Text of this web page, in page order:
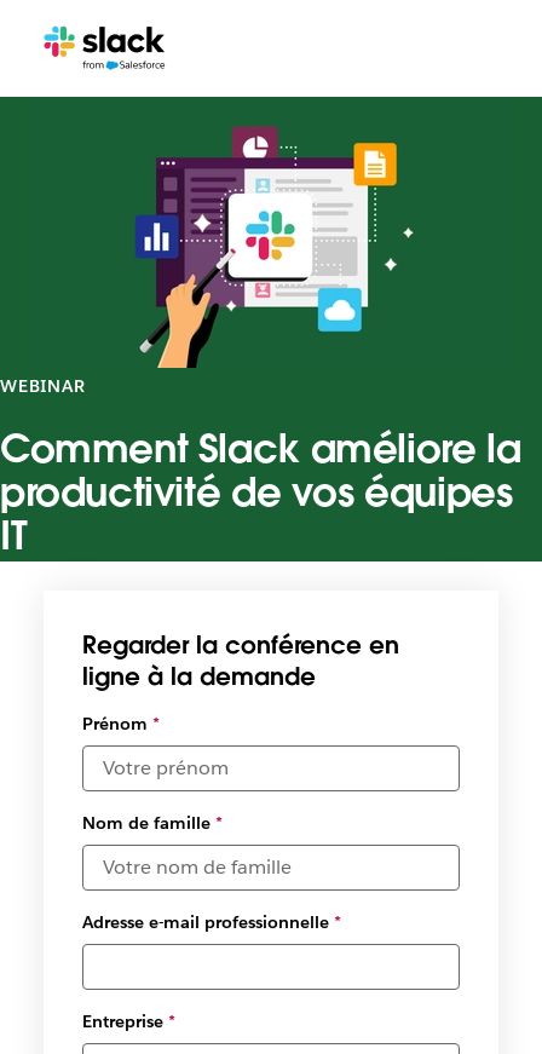
WEBINAR
Comment Slack améliore la
productivité de vos équipes
IT
Regarder la conférence en
ligne à la demande
Prénom *
Nom de famille*
Adresse e-mail professionnelle*
Entreprise*